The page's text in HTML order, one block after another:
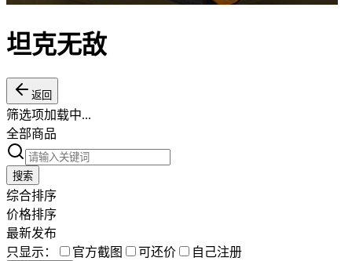
坦克无敌
返回
筛选项加载中...
全部商品
搜索
综合排序
价格排序
最新发布
只显示：
官方截图 可还价 自己注册